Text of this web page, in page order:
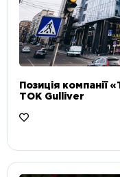
Позиція компанії
ТОК Gulliver